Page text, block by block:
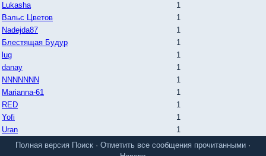
Lukasha
1
Вальс Цветов
1
Nadejda87
1
Блестящая Будур
1
lug
1
danay
1
NNNNNNN
1
Marianna-61
1
RED
1
Yofi
1
Uran
1
Полная версия Поиск · Отметить все сообщения прочитанными ·